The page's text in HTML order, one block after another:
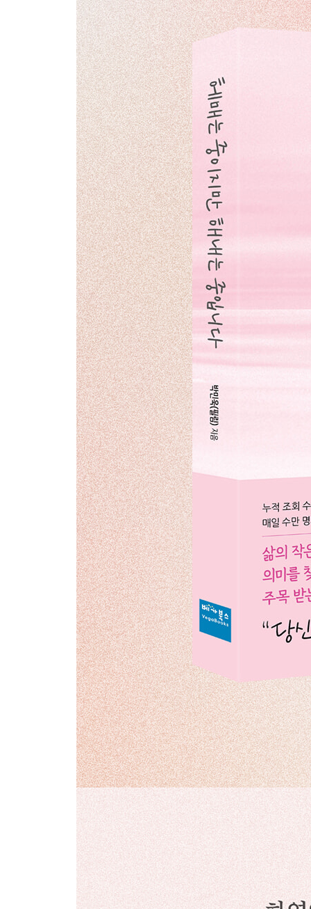
소중한 내 사람들에게
사랑을 헷갈리는 중이지만
한결같은
어떤 진심은
연락
누군가 마음에 들어오면
바쁠수록
멍청해진다는 것
서운함
마음이 있다면
용기를 내어야 할 순간
멈춤
내려놓음
기다림의 시간
인연을 발견하는 중입니다
좋은 사람
있는 그대로의 관계
비슷한 시선으로
정말 좋은 관계는
결핍
어떤 사람과 함께
조율
수수함
내 편이라는 것만으로도
노력
꼭 내가 필요한 사람
내 가치를 알아보는 사람